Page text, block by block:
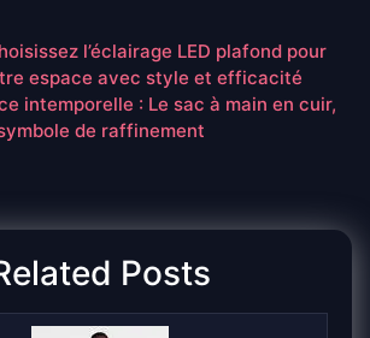
l’éclairage LED plafond pour
espace avec style et efficacité
intemporelle : Le sac à main en cuir,
de raffinement
Posts